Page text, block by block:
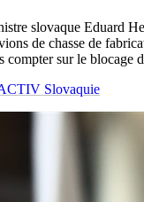
slovaque Eduard
de chasse de
compter sur le blocage
Slovaquie